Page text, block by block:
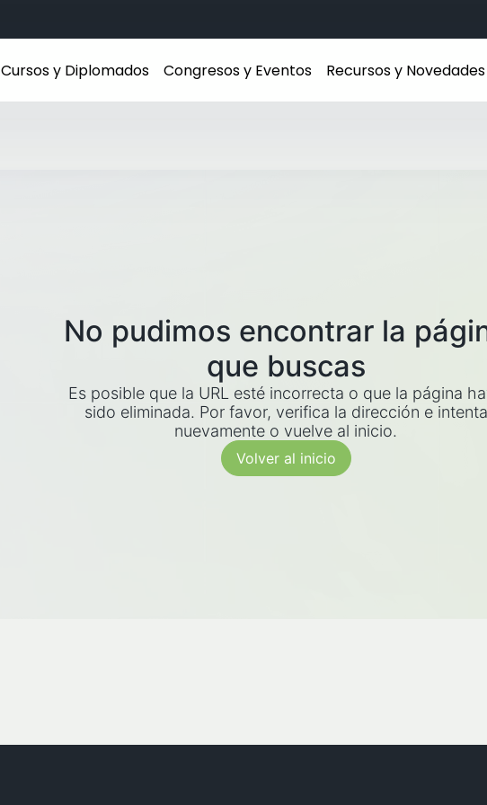
Cursos y Diplomados Congresos y Eventos Recursos y Novedades
No pudimos encontrar la
que buscas
Es posible que la URL esté incorrecta o que la página
sido eliminada. Por favor, verifica la dirección e intenta
nuevamente o vuelve al inicio.
Volver al inicio